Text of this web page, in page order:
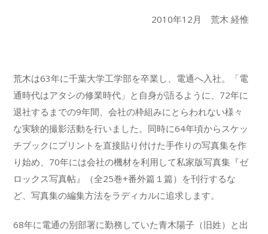
2010年12月 荒木 経惟
荒木は63年に千葉大学工学部を卒業し、電通へ入社。「電
通時代はアタシの修業時代」と自身が語るように、72年に
退社するまでの9年間、会社の枠組みにとらわれない様々
な実験的撮影活動を行いました。同時に64年頃からスケッ
チブックにプリントを直接貼り付けた手作りの写真集を作
り始め、70年には会社の機材を利用して私家版写真集『ゼ
ロックス写真帖』（全25巻+番外篇１篇）を刊行するな
ど、写真集の編集方法をラディカルに追求します。
68年に電通の別部署に勤務していた青木陽子（旧姓）と出